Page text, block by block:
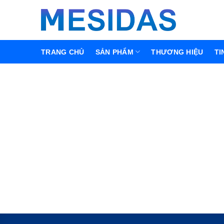
TRANG CHỦ SẢN PHẨM THƯƠNG HIỆU